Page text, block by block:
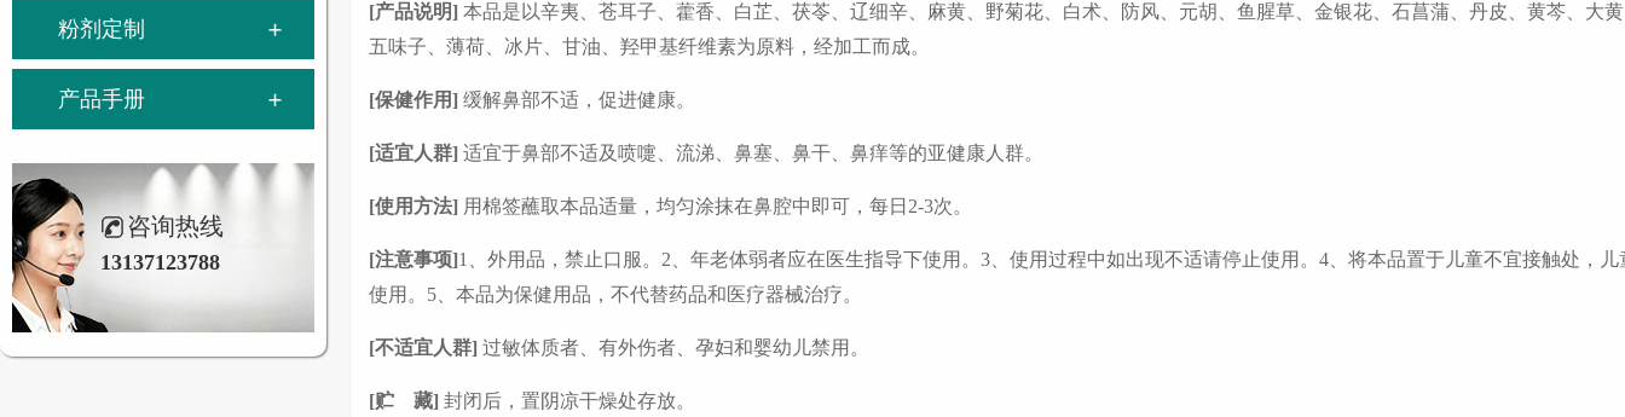
粉剂定制
产品手册
咨询热线
13137123788
[产品说明] 本品是以辛夷、苍耳子、藿香、白芷、茯苓、辽细辛、麻黄、野菊花、白术、防风、元胡、鱼腥草、金银花、石菖蒲、丹皮、黄芩、大
五味子、薄荷、冰片、甘油、羟甲基纤维素为原料，经加工而成。
[保健作用] 缓解鼻部不适，促进健康。
[适宜人群] 适宜于鼻部不适及喷嚏、流涕、鼻塞、鼻干、鼻痒等的亚健康人群。
[使用方法] 用棉签蘸取本品适量，均匀涂抹在鼻腔中即可，每日2-3次。
[注意事项]1
、外用品，禁止口服。2、年老体弱者应在医生指导下使用。3、使用过程中如出现不适请停止使用。4、将本品置于儿童不宜接触处，
使用。5、本品为保健用品，不代替药品和医疗器械治疗。
[不适宜人群] 过敏体质者、有外伤者、孕妇和婴幼儿禁用。
[贮 藏] 封闭后，置阴凉干燥处存放。